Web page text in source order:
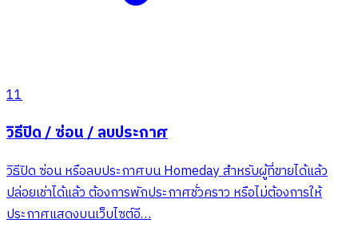
11
วิธีปิด / ซ่อน / ลบประกาศ
วิธีปิด ซ่อน หรือลบประกาศบน Homeday สำหรับผู้ที่ขายได้แล้ว
ปล่อยเช่าได้แล้ว ต้องการพักประกาศชั่วคราว หรือไม่ต้องการให้
ประกาศแสดงบนเว็บไซต์อี…